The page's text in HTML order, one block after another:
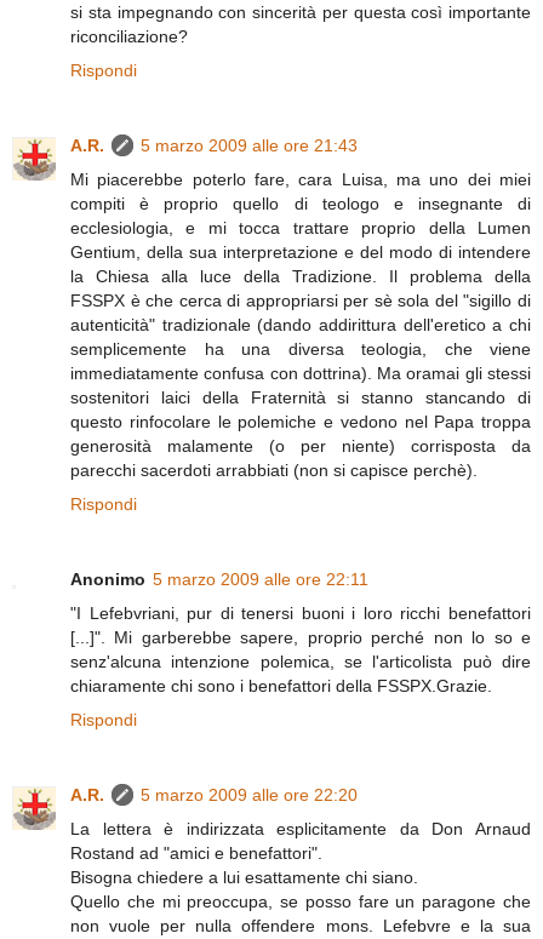
si sta impegnando con sincerità per questa così importante
riconciliazione?
Rispondi
A.R.
5 marzo 2009 alle ore 21:43
Mi piacerebbe poterlo fare, cara Luisa, ma uno dei miei
compiti è proprio quello di teologo e insegnante di
ecclesiologia, e mi tocca trattare proprio della Lumen
Gentium, della sua interpretazione e del modo di intendere
la Chiesa alla luce della Tradizione. Il problema della
FSSPX è che cerca di appropriarsi per sè sola del "sigillo di
autenticità" tradizionale (dando addirittura dell'eretico a chi
semplicemente ha una diversa teologia, che viene
immediatamente confusa con dottrina). Ma oramai gli stessi
sostenitori laici della Fraternità si stanno stancando di
questo rinfocolare le polemiche e vedono nel Papa troppa
generosità malamente (o per niente) corrisposta da
parecchi sacerdoti arrabbiati (non si capisce perchè).
Rispondi
Anonimo 5 marzo 2009 alle ore 22:11
"I Lefebvriani, pur di tenersi buoni i loro ricchi benefattori
[...]". Mi garberebbe sapere, proprio perché non lo so e
senz'alcuna intenzione polemica, se l'articolista può dire
chiaramente chi sono i benefattori della FSSPX.Grazie.
Rispondi
A.R.
5 marzo 2009 alle ore 22:20
La lettera è indirizzata esplicitamente da Don Arnaud
Rostand ad "amici e benefattori".
Bisogna chiedere a lui esattamente chi siano.
Quello che mi preoccupa, se posso fare un paragone che
non vuole per nulla offendere mons. Lefebvre e la sua